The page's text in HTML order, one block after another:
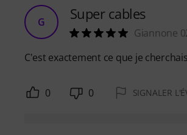
G Super cables
Giannone
C'est exactement ce que je
0 0 SIGNALER